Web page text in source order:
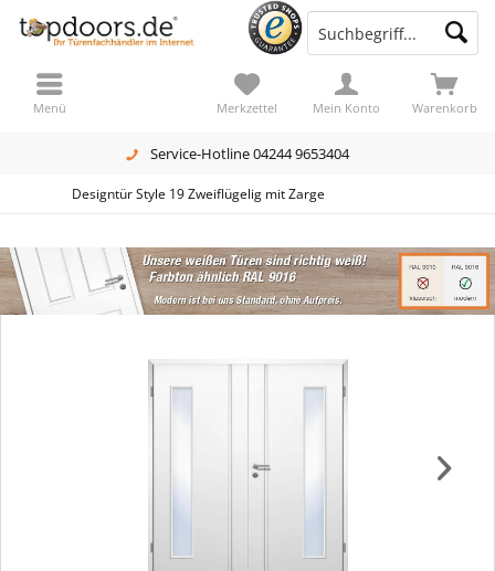
Service-Hotline 04244 9653404
Warenkorb
Merkzettel Mein Konto
Menü
Designtür Style 19 Zweiflügelig mit Zarge